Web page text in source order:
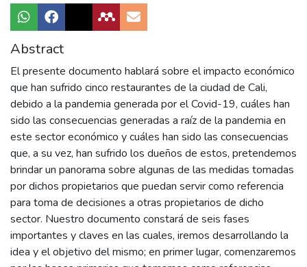
Abstract
El presente documento hablará sobre el impacto económico
que han sufrido cinco restaurantes de la ciudad de Cali,
debido a la pandemia generada por el Covid-19, cuáles han
sido las consecuencias generadas a raíz de la pandemia en
este sector económico y cuáles han sido las consecuencias
que, a su vez, han sufrido los dueños de estos, pretendemos
brindar un panorama sobre algunas de las medidas tomadas
por dichos propietarios que puedan servir como referencia
para toma de decisiones a otras propietarios de dicho
sector. Nuestro documento constará de seis fases
importantes y claves en las cuales, iremos desarrollando la
idea y el objetivo del mismo; en primer lugar, comenzaremos